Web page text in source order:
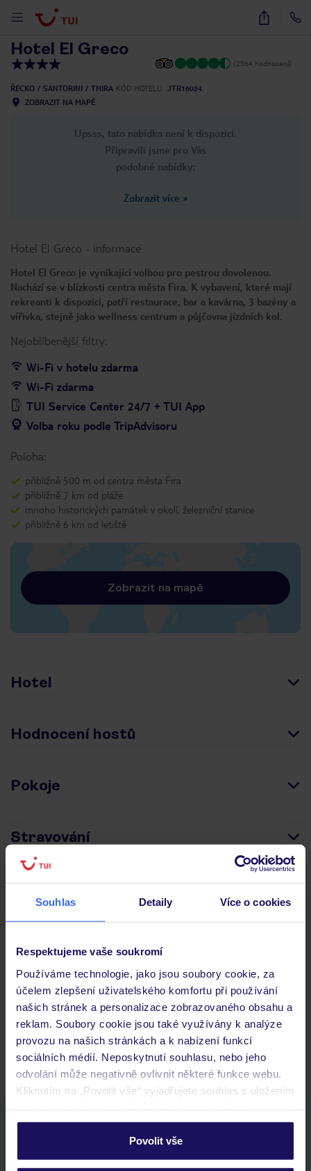
Souhlas Detaily Více o cookies
Respektujeme vaše soukromí
Používáme technologie, jako jsou soubory cookie, za
účelem zlepšení uživatelského komfortu při používání
našich stránek a personalizace zobrazovaného obsahu a
reklam. Soubory cookie jsou také využívány k analýze
provozu na našich stránkách a k nabízení funkcí
sociálních médií. Neposkytnutí souhlasu, nebo jeho
odvolání může negativně ovlivnit některé funkce webu.
Kliknutím na „Povolit vše“ vyjadřujete souhlas s uložením
personalizovat v sekci „Personalizace“.
Podrobné informace o souborech cookie naleznete v
Povolit vše
27
Hotel El Greco
(2564 hodnocení)
ŘECKO SANTORINI THIRA KÓD HOTELU
JTR16024
ZOBRAZIT NA MAPĚ
Upsss, tato nabídka není k dispozici.
Připravili jsme pro Vás
podobné nabídky:
Zobrazit více »
Hotel El Greco - informace
Hotel El Greco je vynikající volbou pro pestrou dovolenou.
Nachází se v blízkosti centra města Fira. K vybavení, které mají
rekreanti k dispozici, patří restaurace, bar a kavárna, 3 bazény a
vířivka, stejně jako wellness centrum a půjčovna jízdních kol.
Nejoblíbenější filtry:
Wi-Fi v hotelu zdarma
Wi-Fi zdarma
TUI Service Center 24/7 + TUI App
Volba roku podle TripAdvisoru
Poloha:
přibližně 500 m od centra města Fira
přibližně 7 km od pláže
mnoho historických památek v okolí, železniční stanice
přibližně 6 km od letiště
Zobrazit na mapě
Hotel
Hodnocení hostů
Pokoje
Stravování
Důležité informace
Často kladené otázky
Jaké doklady jsou potřebné při cestování?
Budeme ubytováni ihned po příjezdu do hotelu?
Kam jít po přistání a vyzvednutí zavazadel?
Zobrazit další
Stáhněte si bezplatnou aplikaci TUI
rychlé vyhledávání a prohlížení nabídek